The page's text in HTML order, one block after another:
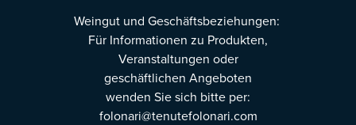
Weingut und Geschäftsbeziehungen:
Für Informationen zu Produkten,
Veranstaltungen oder
geschäftlichen Angeboten
wenden Sie sich bitte per:
folonari@tenutefolonari.com